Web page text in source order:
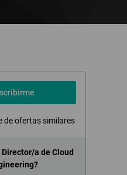
de ofertas similares
Director/a de Cloud